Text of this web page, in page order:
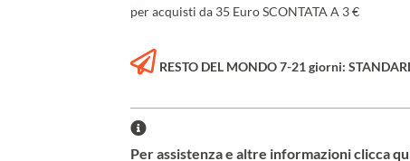
per acquisti da 35 Euro SCONTATA A 3 €
RESTO DEL MONDO 7-21 giorni:
Per assistenza e altre informazioni clicca